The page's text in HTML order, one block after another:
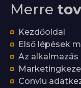
Merre
Kezdőoldal
Első lépések
Az alkalmazás
Conviu